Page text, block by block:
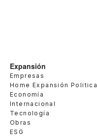
Expansión
Empresas
Home Expansión Politica
Economía
Internacional
Tecnología
Obras
ESG